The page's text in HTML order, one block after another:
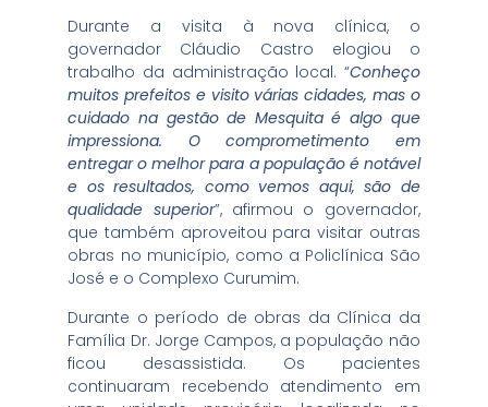
Durante a visita à nova clínica, o
governador Cláudio Castro elogiou o
trabalho da administração local. “Conheço
muitos prefeitos e visito várias cidades, mas o
cuidado na gestão de Mesquita é algo que
impressiona. O comprometimento em
entregar o melhor para a população é notável
e os resultados, como vemos aqui, são de
qualidade superior”, afirmou o governador,
que também aproveitou para visitar outras
obras no município, como a Policlínica São
José e o Complexo Curumim.
Durante o período de obras da Clínica da
Família Dr. Jorge Campos, a população não
ficou desassistida. Os pacientes
continuaram recebendo atendimento em